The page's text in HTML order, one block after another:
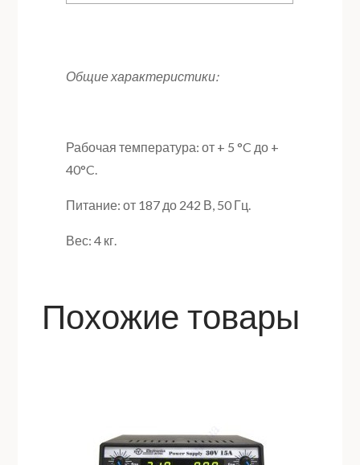
Общие характеристики:
Рабочая температура: от + 5 °C до +
40°C.
Питание: от 187 до 242 В, 50 Гц.
Вес: 4 кг.
Похожие товары